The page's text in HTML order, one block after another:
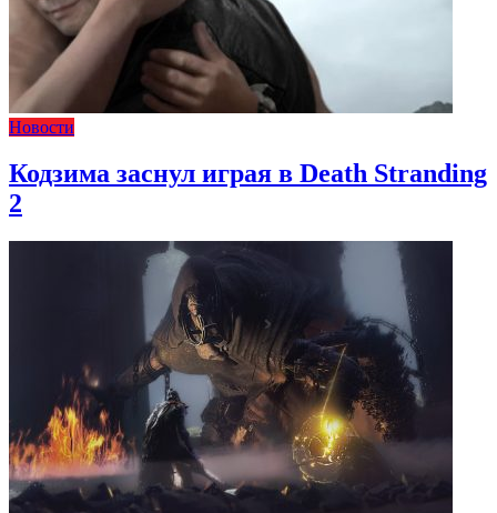
Новости
Кодзима заснул играя в Death Stranding
2